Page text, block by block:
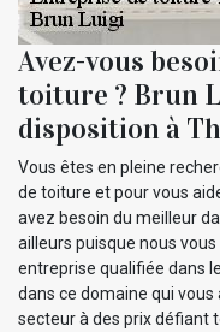
Avez-vous
toiture ? Brun
disposition à
Vous êtes en pleine
de toiture et pour vous
avez besoin du meilleur
ailleurs puisque nous
entreprise qualifiée dans
dans ce domaine qui
secteur à des prix défiant